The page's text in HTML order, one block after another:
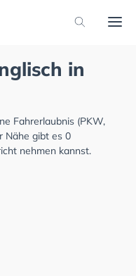
in
Fahrerlaubnis (PKW,
Nähe gibt es 0
nehmen kannst.